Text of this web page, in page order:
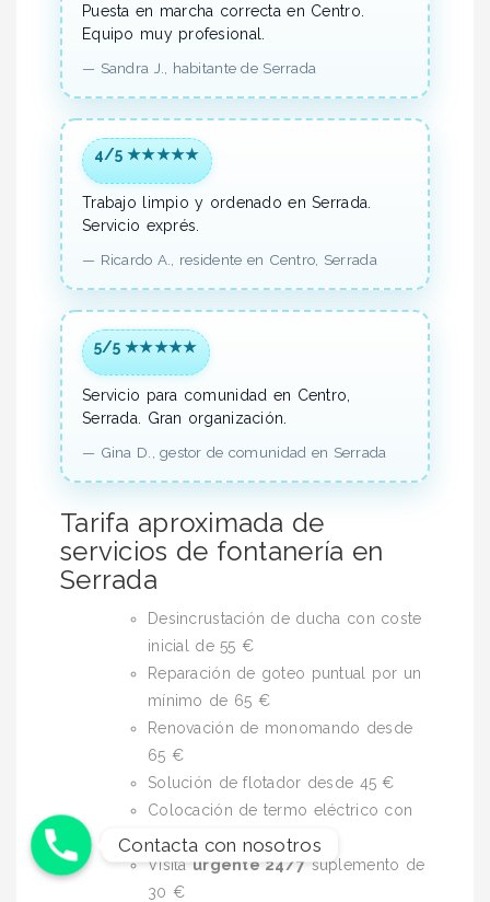
Puesta en marcha correcta en Centro.
Equipo muy profesional.
— Sandra J., habitante de Serrada
4/5 ★★★★★
Trabajo limpio y ordenado en Serrada.
Servicio exprés.
— Ricardo A., residente en Centro, Serrada
5/5 ★★★★★
Servicio para comunidad en Centro,
Serrada.
Gran organización.
— Gina D., gestor de comunidad en Serrada
Tarifa aproximada de
servicios de fontanería en
Serrada
Desincrustación de ducha con coste
inicial de 55 €
Reparación de goteo puntual por un
mínimo de 65 €
Renovación de monomando desde
65 €
Solución de flotador desde 45 €
Colocación de termo eléctrico con
tarifa base de 180 €
Visita urgente 24/7 suplemento de
30 €
Contacta con nosotros